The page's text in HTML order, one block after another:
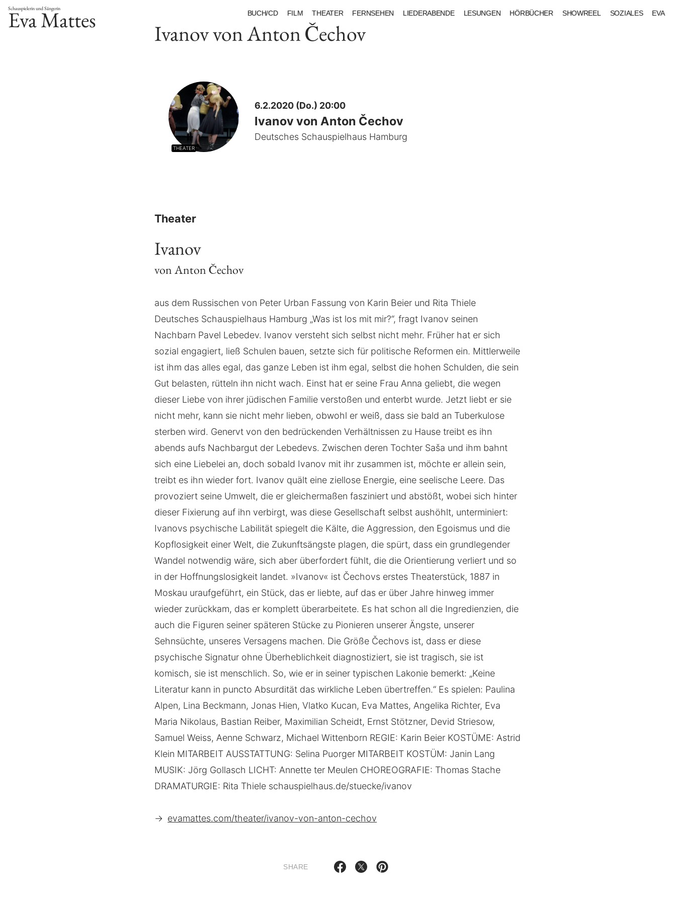
Schauspielerin und Sängerin
Eva Mattes BUCH/CD FILM THEATER FERNSEHEN LIEDERABENDE LESUNGEN HÖRBÜCHER SHOWREEL SOZIALES EVA
Ivanov von Anton Čechov
THEATER
6.2.2020 (Do.) 20:00
Ivanov von Anton Čechov
Deutsches Schauspielhaus Hamburg
Theater
Ivanov
von Anton Čechov
aus dem Russischen von Peter Urban Fassung von Karin Beier und Rita Thiele
Deutsches Schauspielhaus Hamburg „Was ist los mit mir?“, fragt Ivanov seinen
Nachbarn Pavel Lebedev. Ivanov versteht sich selbst nicht mehr. Früher hat er sich
sozial engagiert, ließ Schulen bauen, setzte sich für politische Reformen ein. Mittlerweile
ist ihm das alles egal, das ganze Leben ist ihm egal, selbst die hohen Schulden, die sein
Gut belasten, rütteln ihn nicht wach. Einst hat er seine Frau Anna geliebt, die wegen
dieser Liebe von ihrer jüdischen Familie verstoßen und enterbt wurde. Jetzt liebt er sie
nicht mehr, kann sie nicht mehr lieben, obwohl er weiß, dass sie bald an Tuberkulose
sterben wird. Genervt von den bedrückenden Verhältnissen zu Hause treibt es ihn
abends aufs Nachbargut der Lebedevs. Zwischen deren Tochter Saša und ihm bahnt
sich eine Liebelei an, doch sobald Ivanov mit ihr zusammen ist, möchte er allein sein,
treibt es ihn wieder fort. Ivanov quält eine ziellose Energie, eine seelische Leere. Das
provoziert seine Umwelt, die er gleichermaßen fasziniert und abstößt, wobei sich hinter
dieser Fixierung auf ihn verbirgt, was diese Gesellschaft selbst aushöhlt, unterminiert:
Ivanovs psychische Labilität spiegelt die Kälte, die Aggression, den Egoismus und die
Kopflosigkeit einer Welt, die Zukunftsängste plagen, die spürt, dass ein grundlegender
Wandel notwendig wäre, sich aber überfordert fühlt, die die Orientierung verliert und so
in der Hoffnungslosigkeit landet. »Ivanov« ist Čechovs erstes Theaterstück, 1887 in
Moskau uraufgeführt, ein Stück, das er liebte, auf das er über Jahre hinweg immer
wieder zurückkam, das er komplett überarbeitete. Es hat schon all die Ingredienzien, die
auch die Figuren seiner späteren Stücke zu Pionieren unserer Ängste, unserer
Sehnsüchte, unseres Versagens machen. Die Größe Čechovs ist, dass er diese
psychische Signatur ohne Überheblichkeit diagnostiziert, sie ist tragisch, sie ist
komisch, sie ist menschlich. So, wie er in seiner typischen Lakonie bemerkt: „Keine
Literatur kann in puncto Absurdität das wirkliche Leben übertreffen.“ Es spielen: Paulina
Alpen, Lina Beckmann, Jonas Hien, Vlatko Kucan, Eva Mattes, Angelika Richter, Eva
Maria Nikolaus, Bastian Reiber, Maximilian Scheidt, Ernst Stötzner, Devid Striesow,
Samuel Weiss, Aenne Schwarz, Michael Wittenborn REGIE: Karin Beier KOSTÜME: Astrid
Klein MITARBEIT AUSSTATTUNG: Selina Puorger MITARBEIT KOSTÜM: Janin Lang
MUSIK: Jörg Gollasch LICHT: Annette ter Meulen CHOREOGRAFIE: Thomas Stache
DRAMATURGIE: Rita Thiele schauspielhaus.de/stuecke/ivanov
→ evamattes.com/theater/ivanov-von-anton-cechov
SHARE